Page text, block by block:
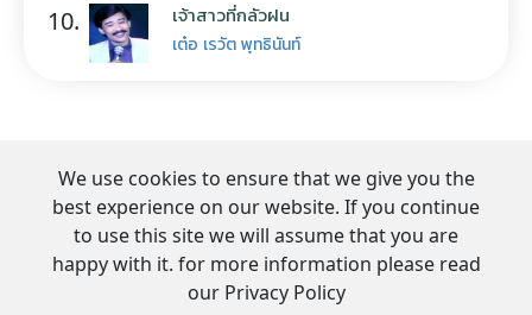
10. เจ้าสาวที่กลัวฝน
เต๋อ เรวัต พุทธินันท์
We use cookies to ensure that we give you the
best experience on our website. If you continue
to use this site we will assume that you are
happy with it. for more information please read
our Privacy Policy